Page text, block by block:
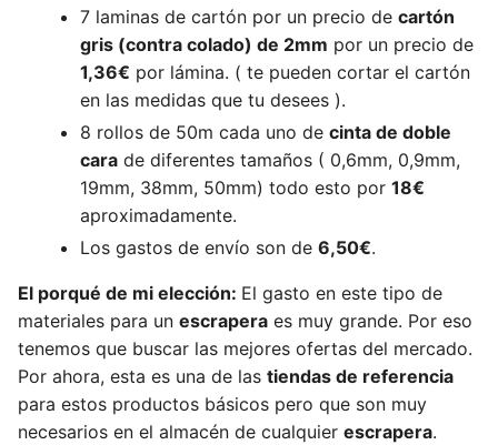
7 laminas de cartón por un precio de cartón
gris (contra colado) de 2mm por un precio de
1,36€ por lámina. ( te pueden cortar el cartón
en las medidas que tu desees ).
8 rollos de 50m cada uno de cinta de doble
cara de diferentes tamaños ( 0,6mm, 0,9mm,
19mm, 38mm, 50mm) todo esto por 18€
aproximadamente.
Los gastos de envío son de 6,50€.
El porqué de mi elección: El gasto en este tipo de
materiales para un escrapera es muy grande. Por eso
tenemos que buscar las mejores ofertas del mercado.
Por ahora, esta es una de las tiendas de referencia
para estos productos básicos pero que son muy
necesarios en el almacén de cualquier escrapera.